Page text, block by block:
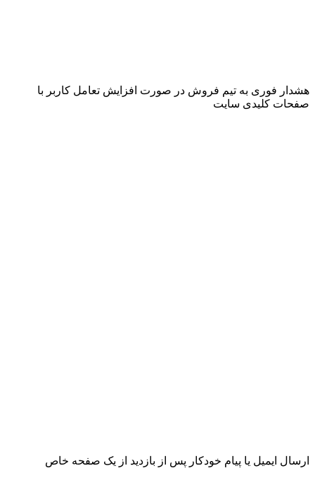
هشدار فوری به تیم فروش در صورت افزایش تعامل کاربر با
صفحات کلیدی سایت
ارسال ایمیل یا پیام خودکار پس از بازدید از یک صفحه خاص